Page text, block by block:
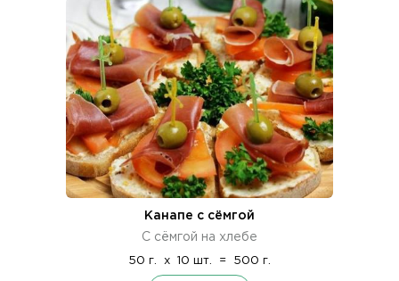
Канапе с сёмгой
С сёмгой на хлебе
50 г. x 10 шт. = 500 г.